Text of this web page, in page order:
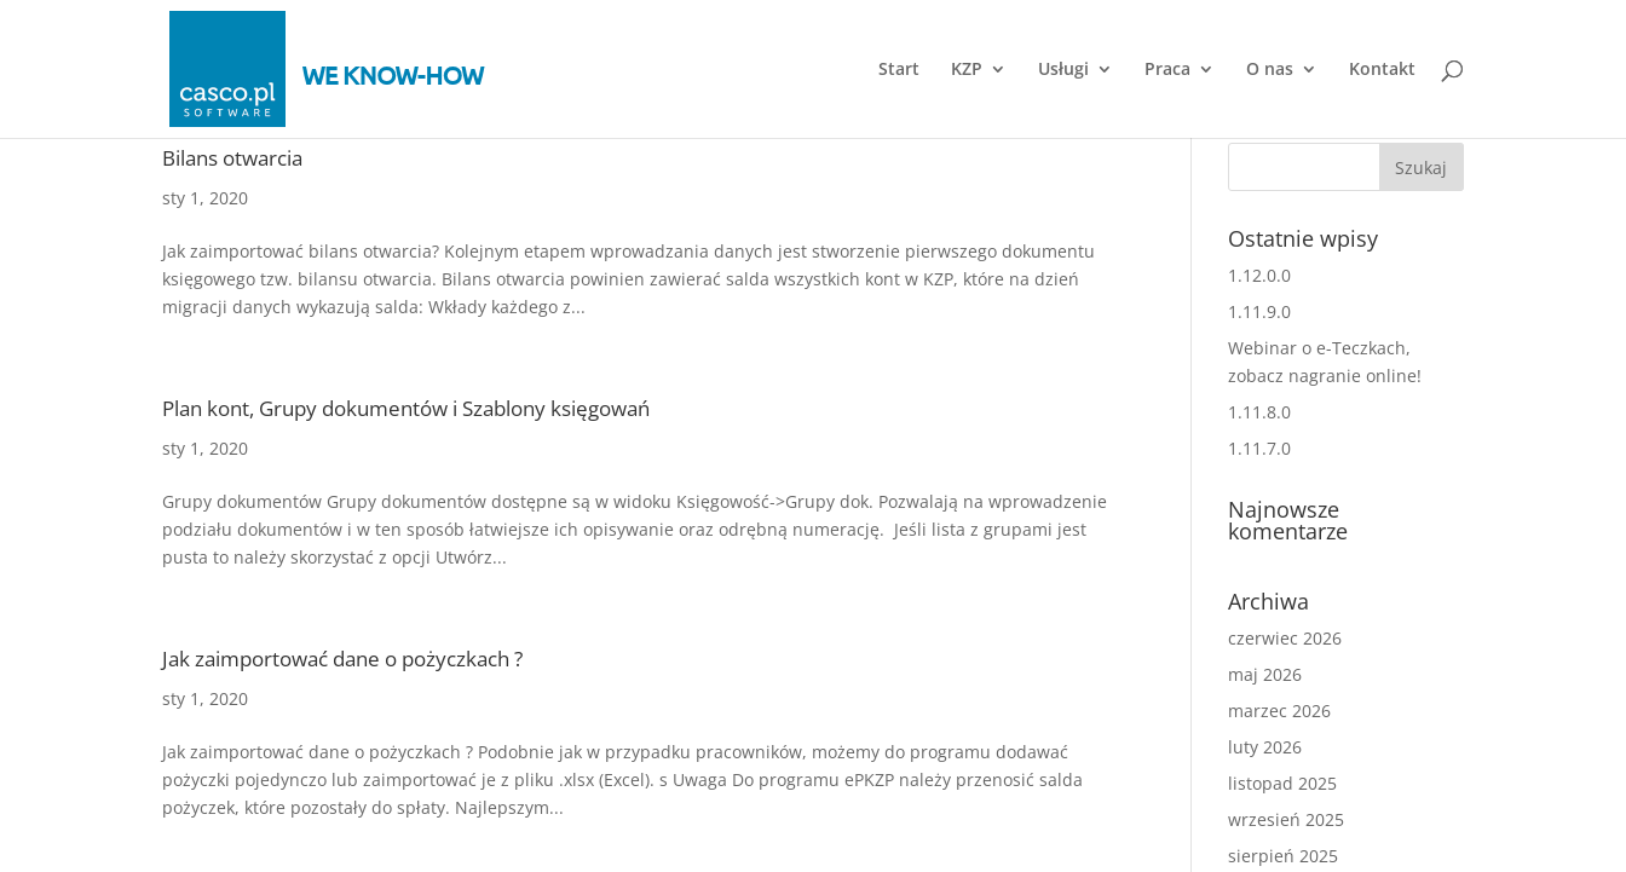
Start KZP Usługi Praca O nas Kontakt
Bilans otwarcia
sty 1, 2020
Jak zaimportować bilans otwarcia? Kolejnym etapem wprowadzania danych jest stworzenie pierwszego dokumentu
księgowego tzw. bilansu otwarcia. Bilans otwarcia powinien zawierać salda wszystkich kont w KZP, które na dzień
migracji danych wykazują salda: Wkłady każdego z...
Plan kont, Grupy dokumentów i Szablony księgowań
sty 1, 2020
Grupy dokumentów Grupy dokumentów dostępne są w widoku Księgowość->Grupy dok. Pozwalają na wprowadzenie
podziału dokumentów i w ten sposób łatwiejsze ich opisywanie oraz odrębną numerację. Jeśli lista z grupami jest
pusta to należy skorzystać z opcji Utwórz...
Jak zaimportować dane o pożyczkach ?
sty 1, 2020
Jak zaimportować dane o pożyczkach ? Podobnie jak w przypadku pracowników, możemy do programu dodawać
pożyczki pojedynczo lub zaimportować je z pliku .xlsx (Excel). s Uwaga Do programu ePKZP należy przenosić salda
pożyczek, które pozostały do spłaty. Najlepszym...
Ostatnie wpisy
1.12.0.0
1.11.9.0
Webinar o e-Teczkach,
zobacz nagranie online!
1.11.8.0
1.11.7.0
Najnowsze
komentarze
Archiwa
czerwiec 2026
maj 2026
marzec 2026
luty 2026
listopad 2025
wrzesień 2025
sierpień 2025